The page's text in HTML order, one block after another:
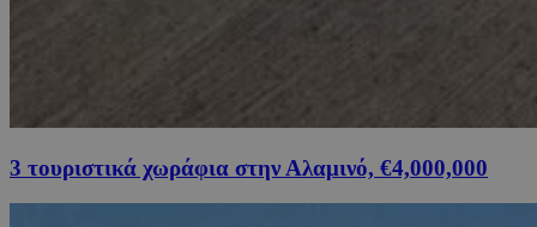
3 τουριστικά χωράφια στην Αλαμινό, €4,000,000